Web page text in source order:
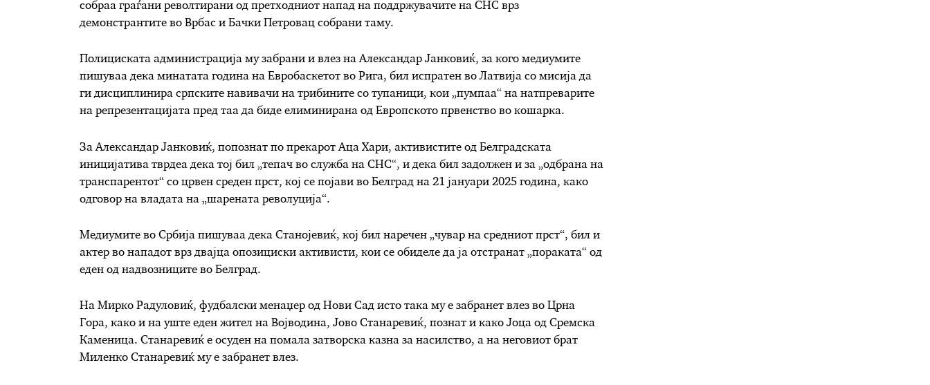
собраа граѓани револтирани од претходниот напад на поддржувачите на СНС врз
демонстрантите во Врбас и Бачки Петровац собрани таму.
Полициската администрација му забрани и влез на Александар Јанковиќ, за кого медиумите
пишуваа дека минатата година на Евробаскетот во Рига, бил испратен во Латвија со мисија да
ги дисциплинира српските навивачи на трибините со тупаници, кои „пумпаа“ на натпреварите
на репрезентацијата пред таа да биде елиминирана од Европското првенство во кошарка.
За Александар Јанковиќ, попознат по прекарот Аца Хари, активистите од Белградската
иницијатива тврдеа дека тој бил „тепач во служба на СНС“, и дека бил задолжен и за „одбрана на
транспарентот“ со црвен среден прст, кој се појави во Белград на 21 јануари 2025 година, како
одговор на владата на „шарената револуција“.
Медиумите во Србија пишуваа дека Станојевиќ, кој бил наречен „чувар на средниот прст“, бил и
актер во нападот врз двајца опозициски активисти, кои се обиделе да ја отстранат „пораката“ од
еден од надвозниците во Белград.
На Мирко Радуловиќ, фудбалски менаџер од Нови Сад исто така му е забранет влез во Црна
Гора, како и на уште еден жител на Војводина, Јово Станаревиќ, познат и како Јоца од Сремска
Каменица. Станаревиќ е осуден на помала затворска казна за насилство, а на неговиот брат
Миленко Станаревиќ му е забранет влез.